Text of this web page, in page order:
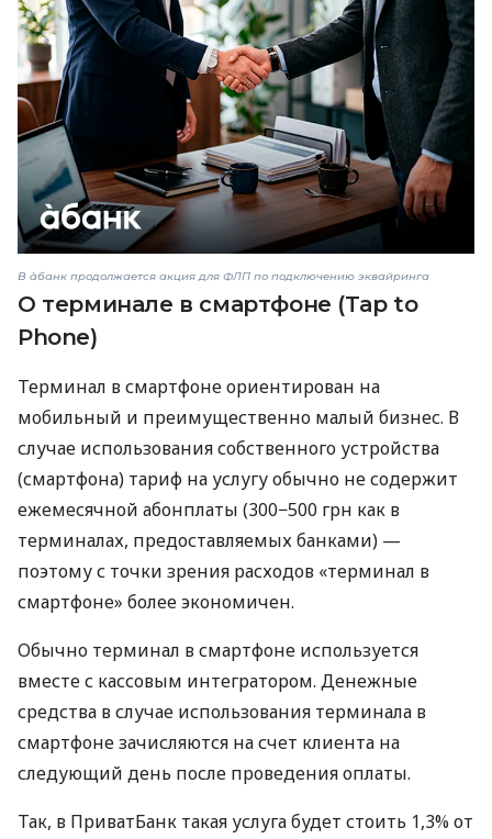
В àбанк продолжается акция для ФЛП по подключению эквайринга
О терминале в смартфоне (Tap to
Phone)
Терминал в смартфоне ориентирован на
мобильный и преимущественно малый бизнес. В
случае использования собственного устройства
(смартфона) тариф на услугу обычно не содержит
ежемесячной абонплаты (300−500 грн как в
терминалах, предоставляемых банками) —
поэтому с точки зрения расходов «терминал в
смартфоне» более экономичен.
Обычно терминал в смартфоне используется
вместе с кассовым интегратором. Денежные
средства в случае использования терминала в
смартфоне зачисляются на счет клиента на
следующий день после проведения оплаты.
Так, в ПриватБанк такая услуга будет стоить 1,3% от